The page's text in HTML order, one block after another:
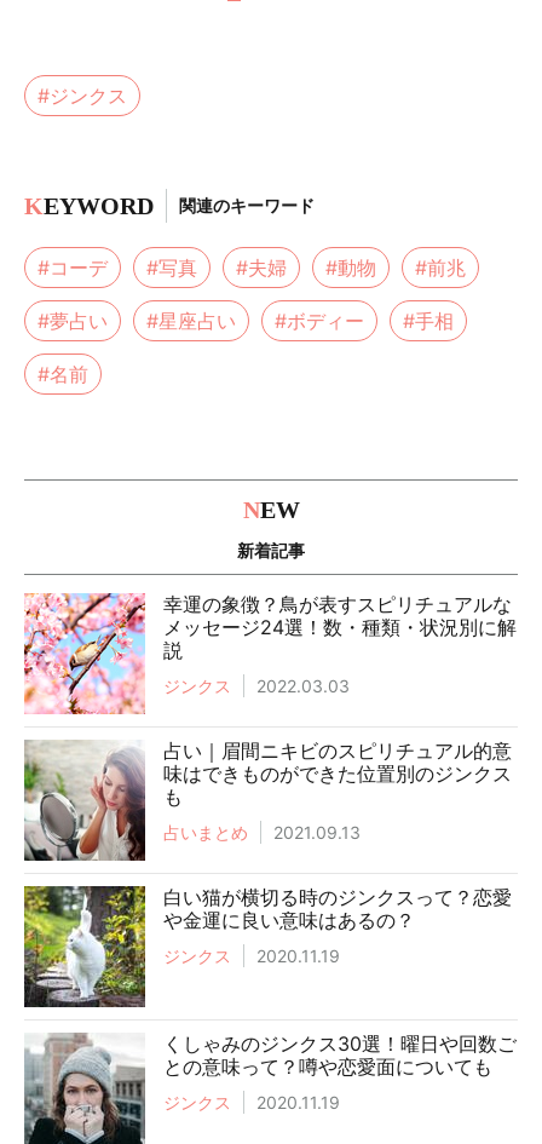
#ジンクス
KEYWORD 関連のキーワード
#コーデ #写真 #夫婦 #動物 #前兆
#夢占い #星座占い #ボディー #手相
#名前
NEW
新着記事
幸運の象徴？鳥が表すスピリチュアルな
メッセージ24選！数・種類・状況別に解
説
ジンクス 2022.03.03
占い｜眉間ニキビのスピリチュアル的意
味はできものができた位置別のジンクス
も
占いまとめ 2021.09.13
白い猫が横切る時のジンクスって？恋愛
や金運に良い意味はあるの？
ジンクス 2020.11.19
くしゃみのジンクス30選！曜日や回数ご
との意味って？噂や恋愛面についても
ジンクス 2020.11.19